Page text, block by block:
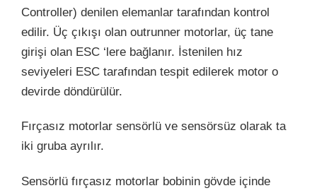
Controller) denilen elemanlar tarafından kontrol
edilir. Üç çıkışı olan outrunner motorlar, üç tane
girişi olan ESC ‘lere bağlanır. İstenilen hız
seviyeleri ESC tarafından tespit edilerek motor o
devirde döndürülür.
Fırçasız motorlar sensörlü ve sensörsüz olarak ta
iki gruba ayrılır.
Sensörlü fırçasız motorlar bobinin gövde içinde